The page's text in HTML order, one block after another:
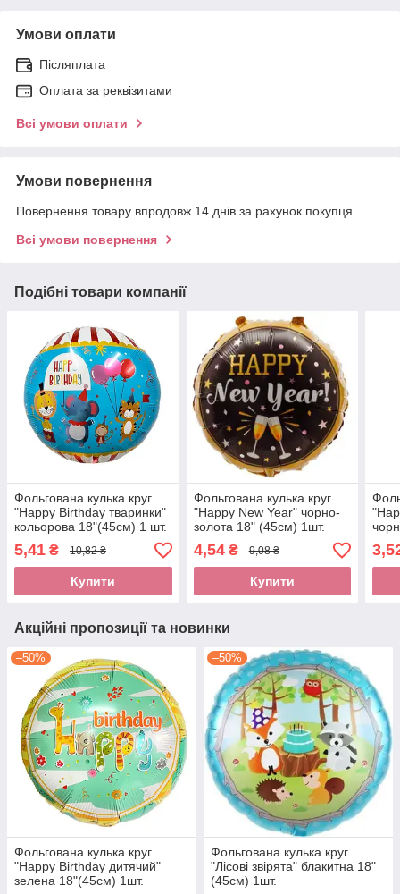
Умови оплати
Післяплата
Оплата за реквізитами
Всі умови оплати
Умови повернення
Повернення товару впродовж 14 днів за рахунок покупця
Всі умови повернення
Подібні товари компанії
Фольгована кулька круг
"Happy Birthday тваринки"
кольорова 18"(45см) 1 шт.
5,41 ₴ 10,82 ₴
Купити
Фольгована кулька круг
"Happy New Year" чорно-
золота 18" (45см) 1шт.
4,54₴ 9,08 ₴
Купити
Акційні пропозиції та новинки
–50%
Фольгована кулька круг
"Happy Birthday дитячий"
зелена 18"(45см) 1шт.
–50%
Фольгована кулька круг
"Лісові звірята" блакитна 18"
(45см) 1шт.